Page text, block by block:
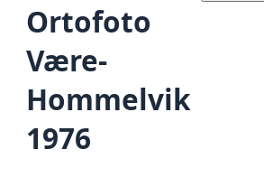
Ortofoto
Være-
Hommelvik
1976